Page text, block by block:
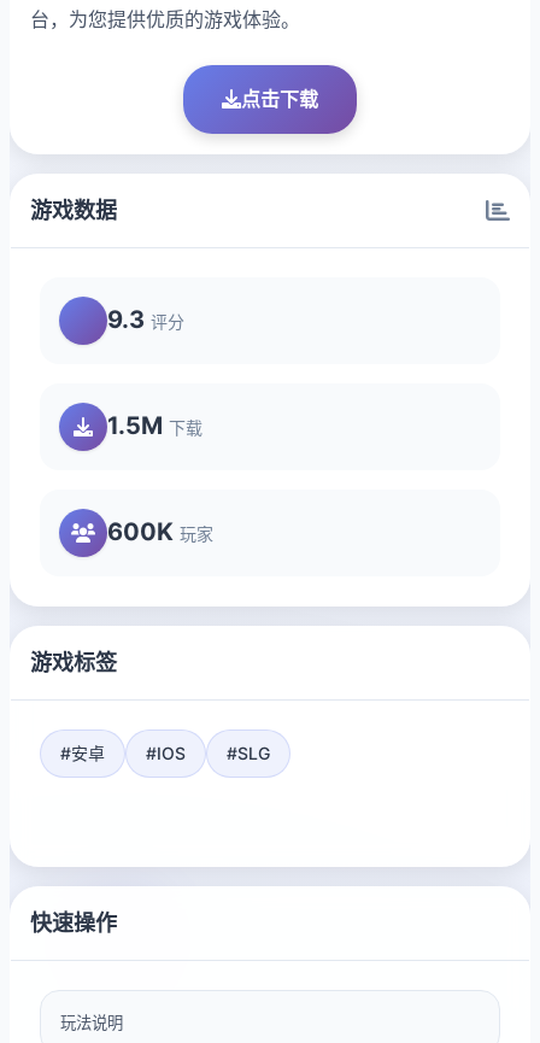
台，为您提供优质的游戏体验。
点击下载
游戏数据
9.3 评分
1.5M 下载
600K 玩家
游戏标签
#安卓 #IOS #SLG
快速操作
玩法说明